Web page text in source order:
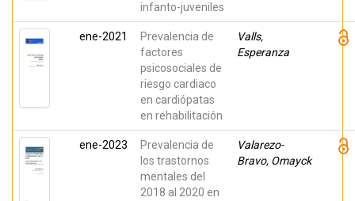
infanto-juveniles
ene-2021
Prevalencia de
factores
psicosociales de
riesgo cardiaco
en cardiópatas
en rehabilitación
Valls,
Esperanza
ene-2023
Prevalencia de
los trastornos
mentales del
2018 al 2020 en
Valarezo-
Bravo, Omayck